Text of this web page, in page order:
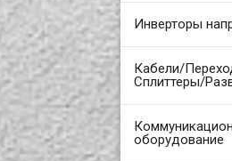
Инверторы
Кабели/
Сплиттеры/
оборудование